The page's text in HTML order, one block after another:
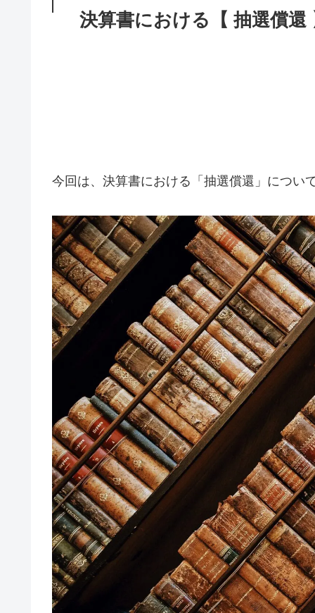
決算書における【 抽選償
今回は、決算書における「抽選償還」につい